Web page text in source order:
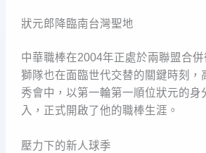
狀元郎降臨南台灣聖地
中華職棒在2004年正處於兩聯盟合
獅隊也在面臨世代交替的關鍵時刻，
秀會中，以第一輪第一順位狀元的身
入，正式開啟了他的職棒生涯。
壓力下的新人球季